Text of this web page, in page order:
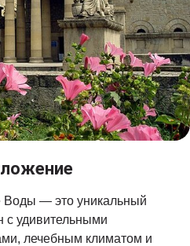
Воды — это уникальный
с удивительными
лечебным климатом и